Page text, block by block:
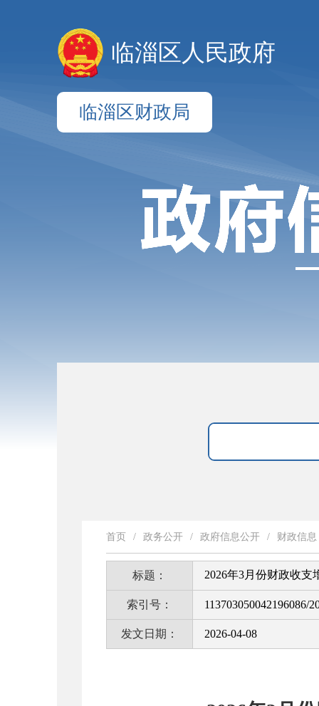
临淄区人民政府
临淄区财政局
首页 / 政务公开 / 政府信息公开 / 财政信息
标题： 2026年3月份财政收支
索引号： 113703050042196086/
发文日期： 2026-04-08